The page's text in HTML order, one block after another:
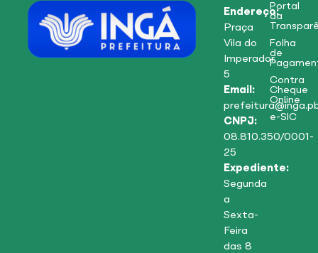
Endereço:
Praça
Vila do
Imperador,
5
Email:
CNPJ:
08.810.350/0001-
25
Expediente:
Segunda
a
Sexta-
Feira
das 8
Portal
da
Folha
de
Contra
Cheque
Online
e-SIC